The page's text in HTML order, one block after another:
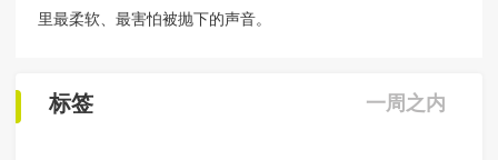
里最柔软、最害怕被抛下的声音。
标签 一周之内